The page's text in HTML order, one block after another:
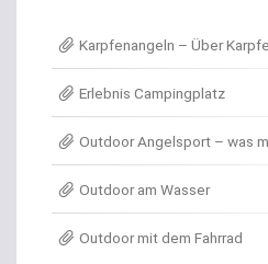
Angel- / Jagd- &
Angelkoffer
Angelrollen für das
Karpfenangeln – Über
Erlebnis Campingplatz
Outdoor Angelsport – was
Outdoor am Wasser
Outdoor mit dem Fahrrad